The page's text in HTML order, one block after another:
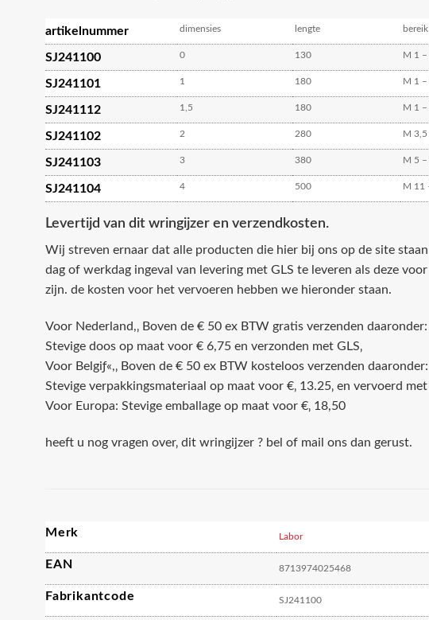
artikelnummer dimensies lengte bereik
SJ241100 0 130 M 1
SJ241101 1 180 M 1
SJ241112 1,5 180 M 1
SJ241102 2 280 M
SJ241103 3 380 M 5 –
SJ241104 4 500 M 11
Levertijd van dit wringijzer en verzendkosten.
Wij streven ernaar dat alle producten die hier bij ons op de site
dag of werkdag ingeval van levering met GLS te leveren als deze
zijn. de kosten voor het vervoeren hebben we hieronder staan.
Voor Nederland,‚ Boven de € 50 ex BTW gratis verzenden daaronder:
Stevige doos op maat voor € 6,75 en verzonden met GLS‚
Voor Belgiƒ«,‚ Boven de € 50 ex BTW kosteloos verzenden daaronder:
Stevige verpakkingsmateriaal op maat voor €‚ 13.25‚ en vervoerd met
Voor Europa: Stevige emballage op maat voor €‚ 18,50
heeft u nog vragen over‚ dit wringijzer ? bel of mail ons dan gerust.
Merk Labor
EAN 8713974025468
Fabrikantcode SJ241100